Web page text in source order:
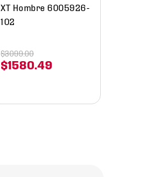
XT Hombre 6005926-
102
$1580 .49
$3099.00